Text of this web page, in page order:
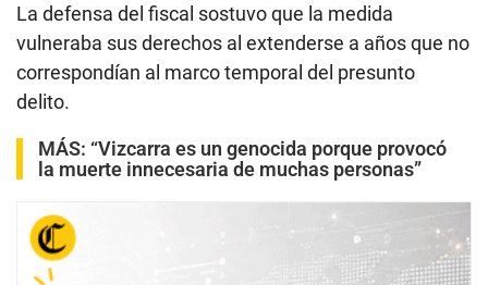
La defensa del fiscal sostuvo que la medida
vulneraba sus derechos al extenderse a años que no
correspondían al marco temporal del presunto
delito.
MÁS: “Vizcarra es un genocida porque provocó
la muerte innecesaria de muchas personas”